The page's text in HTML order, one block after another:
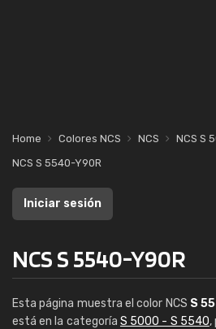
Home Colores NCS NCS
NCS S
NCS S 5540-Y90R
Iniciar sesión
NCS S 5540-Y90R
Esta página muestra el color NCS S
está en la categoría S 5000 - S 5540,